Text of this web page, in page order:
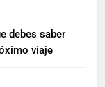
debes saber
viaje